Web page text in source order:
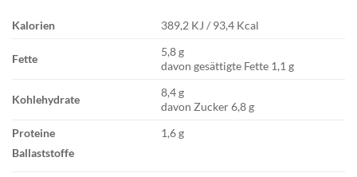
Kalorien 389,2 KJ / 93,4 Kcal
Fette
5,8 g
davon gesättigte Fette 1,1 g
Kohlehydrate
8,4 g
davon Zucker 6,8 g
Proteine
Ballaststoffe
1,6 g